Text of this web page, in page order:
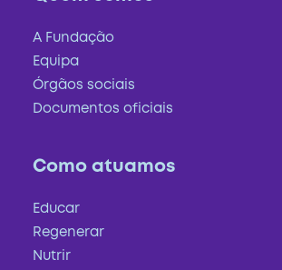
A Fundação
Equipa
Órgãos sociais
Documentos oficiais
Como atuamos
Educar
Regenerar
Nutrir